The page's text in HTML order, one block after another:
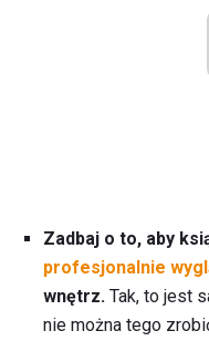
Zadbaj o to, aby
profesjonalnie
wnętrz. Tak, to jest
nie można tego